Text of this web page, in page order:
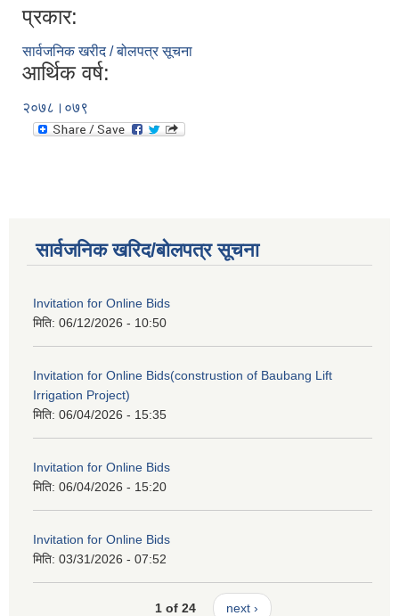
प्रकार:
सार्वजनिक खरीद / बोलपत्र सूचना
आर्थिक वर्ष:
२०७८।०७९
सार्वजनिक खरिद/बोलपत्र सूचना
Invitation for Online Bids
मिति: 06/12/2026 - 10:50
Invitation for Online Bids(construstion of Baubang Lift
Irrigation Project)
मिति: 06/04/2026 - 15:35
Invitation for Online Bids
मिति: 06/04/2026 - 15:20
Invitation for Online Bids
मिति: 03/31/2026 - 07:52
1 of 24 next ›